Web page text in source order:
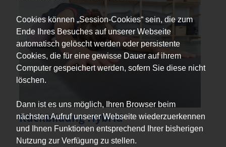
Cookies können „Session-Cookies“ sein, die zum
Ende Ihres Besuches auf unserer Webseite
automatisch gelöscht werden oder persistente
Cookies, die für eine gewisse Dauer auf ihrem
Computer gespeichert werden, sofern Sie diese nicht
löschen.
Dann ist es uns möglich, Ihren Browser beim
nächsten Aufruf unserer Webseite wiederzuerkennen
und Ihnen Funktionen entsprechend Ihrer bisherigen
Nutzung zur Verfügung zu stellen.
Rückbildung Hybrid